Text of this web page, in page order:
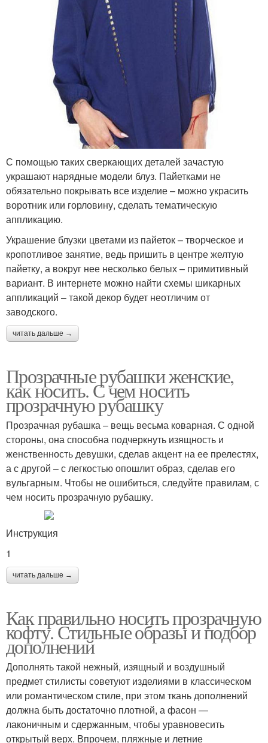
С помощью таких сверкающих деталей зачастую
украшают нарядные модели блуз. Пайетками не
обязательно покрывать все изделие – можно украсить
воротник или горловину, сделать тематическую
аппликацию.
Украшение блузки цветами из пайеток – творческое и
кропотливое занятие, ведь пришить в центре желтую
пайетку, а вокруг нее несколько белых – примитивный
вариант. В интернете можно найти схемы шикарных
аппликаций – такой декор будет неотличим от
заводского.
читать дальше →
Прозрачные рубашки женские,
как носить. С чем носить
прозрачную рубашку
Прозрачная рубашка – вещь весьма коварная. С одной
стороны, она способна подчеркнуть изящность и
женственность девушки, сделав акцент на ее прелестях,
а с другой – с легкостью опошлит образ, сделав его
вульгарным. Чтобы не ошибиться, следуйте правилам, с
чем носить прозрачную рубашку.
Инструкция
1
читать дальше →
Как правильно носить прозрачную
кофту. Стильные образы и подбор
дополнений
Дополнять такой нежный, изящный и воздушный
предмет стилисты советуют изделиями в классическом
или романтическом стиле, при этом ткань дополнений
должна быть достаточно плотной, а фасон —
лаконичным и сдержанным, чтобы уравновесить
открытый верх. Впрочем, пляжные и летние